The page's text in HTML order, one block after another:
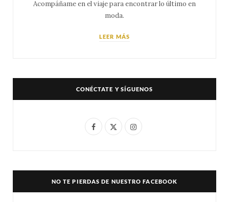
Acompáñame en el viaje para encontrar lo último en
moda.
LEER MÁS
CONÉCTATE Y SÍGUENOS
F
e
X
w
I
t
NO TE PIERDAS DE NUESTRO FACEBOOK